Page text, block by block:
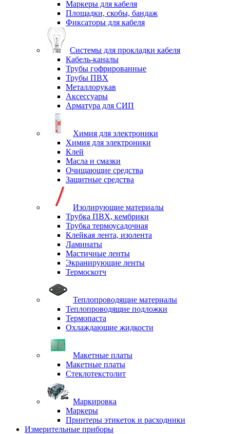
Маркеры для кабеля
Площадки, скобы, бандаж
Фиксаторы для кабеля
Системы для прокладки кабеля
Кабель-каналы
Трубы гофрированные
Трубы ПВХ
Металлорукав
Аксессуары
Арматура для СИП
Химия для электроники
Химия для электроники
Клей
Масла и смазки
Очищающие средства
Защитные средства
Изолирующие материалы
Трубка ПВХ, кембрики
Трубка термоусадочная
Клейкая лента, изолента
Ламинаты
Мастичные ленты
Экранирующие ленты
Термоскотч
Теплопроводящие материалы
Теплопроводящие подложки
Термопаста
Охлаждающие жидкости
Макетные платы
Макетные платы
Стеклотекстолит
Маркировка
Маркеры
Принтеры этикеток и расходники
Измерительные приборы